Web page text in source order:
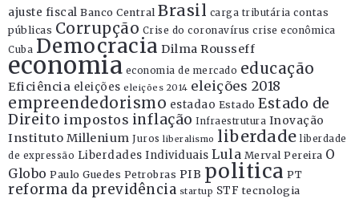
ajuste fiscal Banco Central Brasil carga tributária contas
públicas Corrupção Crise do coronavírus crise econômica
Cuba Democracia Dilma Rousseff
economia economia de mercado educação
Eficiência eleições eleições 2014 eleições 2018
empreendedorismo estadao Estado Estado de
Direito impostos inflação Infraestrutura Inovação
Instituto Millenium Juros liberalismo liberdade liberdade
de expressão Liberdades Individuais Lula Merval Pereira O
Globo Paulo Guedes Petrobras PIB politica PT
reforma da previdência startup STF tecnologia